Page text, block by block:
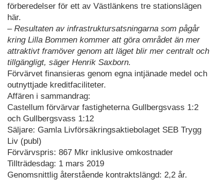
förberedelser för ett av Västlänkens tre stationslägen
här.
– Resultaten av infrastruktursatsningarna som pågår
kring Lilla Bommen kommer att göra området än mer
attraktivt framöver genom att läget blir mer centralt och
tillgängligt, säger Henrik Saxborn.
Förvärvet finansieras genom egna intjänade medel och
outnyttjade kreditfaciliteter.
Affären i sammandrag:
Castellum förvärvar fastigheterna Gullbergsvass 1:2
och Gullbergsvass 1:12
Säljare: Gamla Livförsäkringsaktiebolaget SEB Trygg
Liv (publ)
Förvärvspris: 867 Mkr inklusive omkostnader
Tillträdesdag: 1 mars 2019
Genomsnittlig återstående kontraktslängd: 2,2 år.